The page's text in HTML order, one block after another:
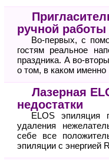
ручной работы
Во-первых, с
гостям реальное
праздника. А во-
о том, в каком
Лазерная
недостатки
ELOS эпиляция
удаления
себе все
эпиляции с энергией